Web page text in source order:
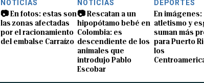
NOTICIAS
📷 En fotos: estas son
las zonas afectadas
por el racionamiento
del embalse Carraízo
NOTICIAS
📷 Rescatan a un
hipopótamo bebé en
Colombia: es
descendiente de los
animales que
introdujo Pablo
Escobar
DEPORTES
En imágenes:
atletismo y
suman más
para Puerto
los